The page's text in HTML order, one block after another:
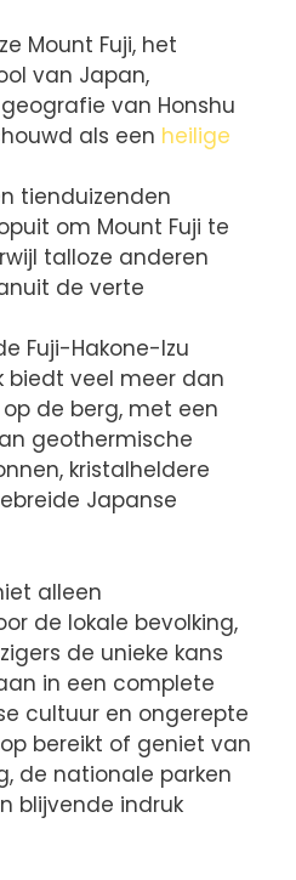
Mount Fuji, het
van Japan,
van Honshu
als een heilige
tienduizenden
om Mount Fuji te
talloze anderen
de verte
Fuji-Hakone-Izu
biedt veel meer dan
de berg, met een
geothermische
kristalheldere
Japanse
alleen
de lokale bevolking,
de unieke kans
in een complete
cultuur en ongerepte
bereikt of geniet van
de nationale parken
blijvende indruk